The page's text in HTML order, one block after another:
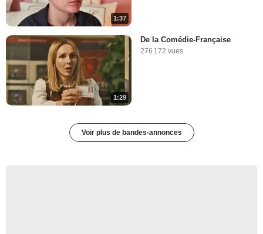
1:37
1:29
De la Comédie-Française
276 172 vues
Voir plus de bandes-annonces